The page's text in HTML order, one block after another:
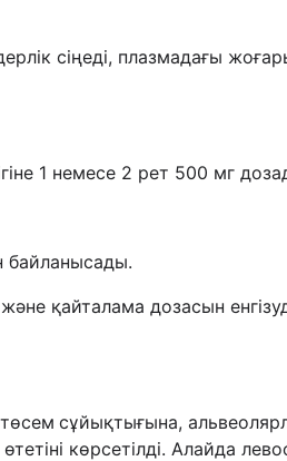
сіңеді, плазмадағы
1 немесе 2 рет 500 мг
байланысады.
қайталама дозасын
сұйықтығына,
көрсетілді. Алайда